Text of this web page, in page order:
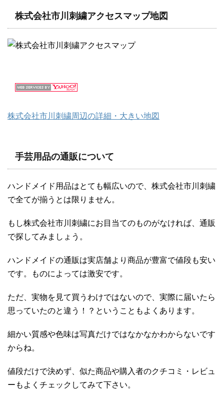
株式会社市川刺繍アクセスマップ地図
株式会社市川刺繍周辺の詳細・大きい地図
手芸用品の通販について
ハンドメイド用品はとても幅広いので、株式会社市川刺繍
で全てが揃うとは限りません。
もし株式会社市川刺繍にお目当てのものがなければ、通販
で探してみましょう。
ハンドメイドの通販は実店舗より商品が豊富で値段も安い
です。ものによっては激安です。
ただ、実物を見て買うわけではないので、実際に届いたら
思っていたのと違う！？ということもよくあります。
細かい質感や色味は写真だけではなかなかわからないです
からね。
値段だけで決めず、似た商品や購入者のクチコミ・レビュ
ーもよくチェックしてみて下さい。